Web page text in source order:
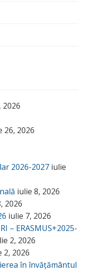
2026
26, 2026
2026-2027 iulie
iulie 8, 2026
2026
iulie 7, 2026
– ERASMUS+2025-
2, 2026
2, 2026
în învățământul